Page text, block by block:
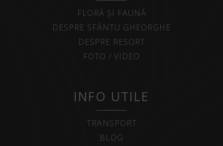
FLORĂ ȘI FAUNĂ
DESPRE SFÂNTU GHEORGHE
DESPRE RESORT
FOTO / VIDEO
INFO UTILE
TRANSPORT
BLOG